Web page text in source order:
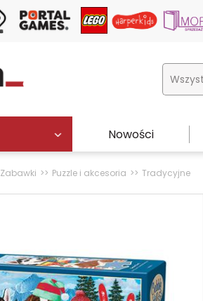
Nowości
Zabawki Puzzle i akcesoria Tradycyjne